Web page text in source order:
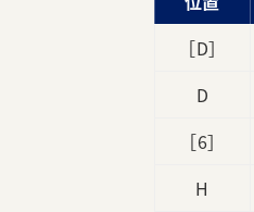
［D］
D
［6］
H